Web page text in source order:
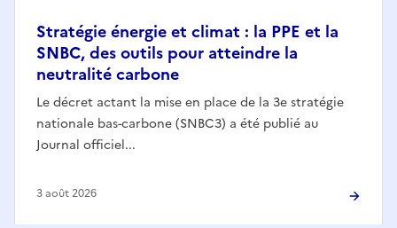
Stratégie énergie et climat : la PPE et la
SNBC, des outils pour atteindre la
neutralité carbone
Le décret actant la mise en place de la 3e stratégie
nationale bas-carbone (SNBC3) a été publié au
Journal officiel...
3 août 2026